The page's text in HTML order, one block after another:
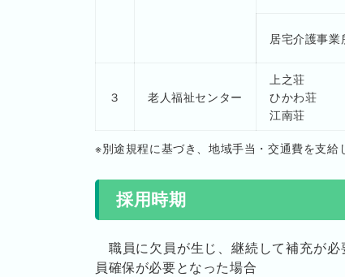
居宅介護事業
３ 老人福祉センター
上之荘
ひかわ荘
江南荘
※別途規程に基づき、地域手当・交通費を支給
採用時期
職員に欠員が生じ、継続して補充が
員確保が必要となった場合